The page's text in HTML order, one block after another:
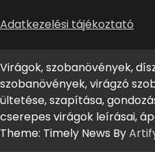
Adatkezelési tájékoztató
Virágok, szobanövények,
szobanövények, virágzó
ültetése, szapítása,
cserepes virágok leírásai,
Theme: Timely News By